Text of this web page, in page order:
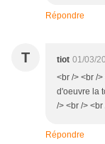
Répondre
T tiot 01/03/
<br /> <br /
d'oeuvre la
/> <br />
Répondre